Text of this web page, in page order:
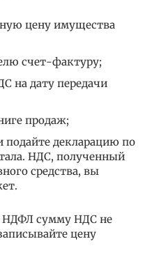
цену имущества
счет-фактуру;
на дату передачи
продаж;
подайте декларацию по
НДС, полученный
средства, вы
НДФЛ сумму НДС не
цену